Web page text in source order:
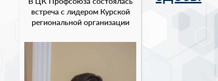
встреча с лидером Курской
региональной организации